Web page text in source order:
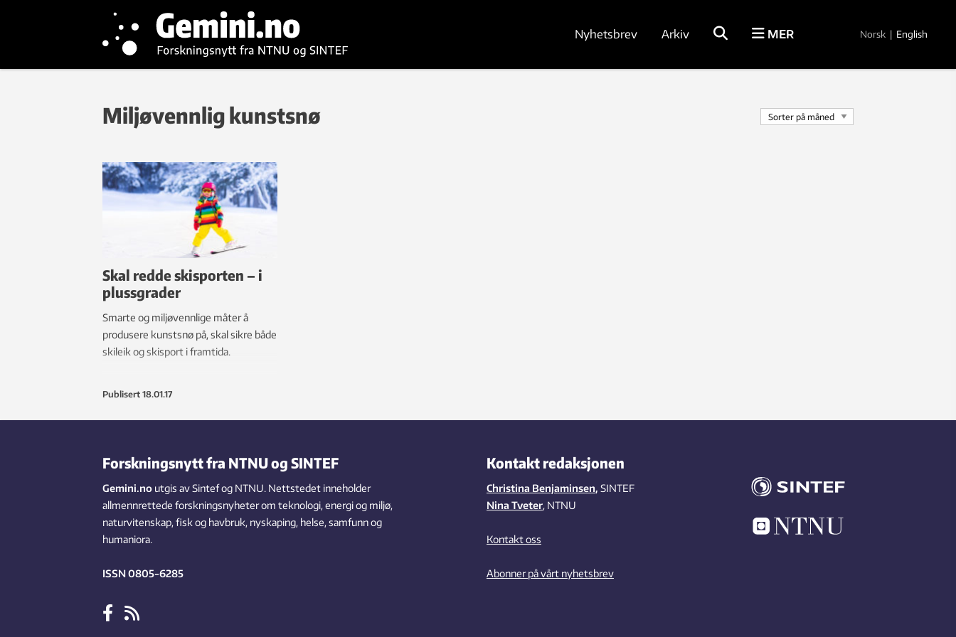
Nyhetsbrev Arkiv MER Norsk | English
Miljøvennlig kunstsnø
Skal redde skisporten – i
plussgrader
Smarte og miljøvennlige måter å
produsere kunstsnø på, skal sikre både
skileik og skisport i framtida.
Publisert 18.01.17
Forskningsnytt fra NTNU og SINTEF
Gemini.no utgis av Sintef og NTNU. Nettstedet inneholder
allmennrettede forskningsnyheter om teknologi, energi og miljø,
naturvitenskap, fisk og havbruk, nyskaping, helse, samfunn og
humaniora.
ISSN 0805-6285
Kontakt redaksjonen
Christina Benjaminsen, SINTEF
Nina Tveter, NTNU
Kontakt oss
Abonner på vårt nyhetsbrev